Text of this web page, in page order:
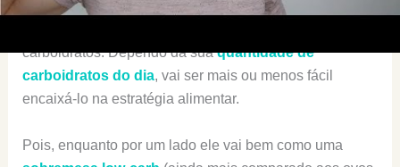
carboidratos. Dependo da suaquantidade de
carboidratos do dia, vai ser mais ou menos fácil
encaixá-lo na estratégia alimentar.
Pois, enquanto por um lado ele vai bem como uma